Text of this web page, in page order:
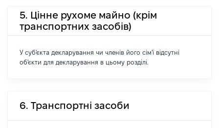
5. Цінне рухоме майно (крім
транспортних засобів)
У суб'єкта декларування чи членів його сім'ї відсутні
об'єкти для декларування в цьому розділі.
6. Транспортні засоби